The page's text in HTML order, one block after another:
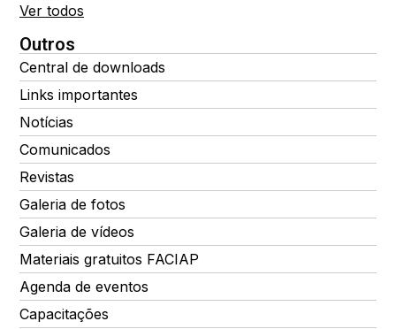
Ver todos
Outros
Central de downloads
Links importantes
Notícias
Comunicados
Revistas
Galeria de fotos
Galeria de vídeos
Materiais gratuitos FACIAP
Agenda de eventos
Capacitações